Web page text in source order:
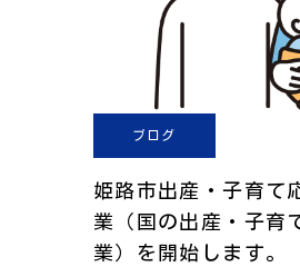
ブログ
姫路市出産・子育て
業（国の出産・子育
業）を開始します。